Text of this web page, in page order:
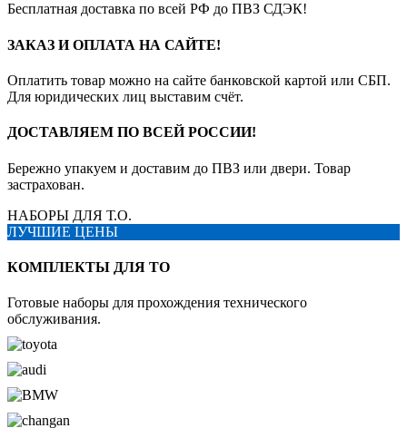
Бесплатная доставка по всей РФ до ПВЗ СДЭК!
ЗАКАЗ И ОПЛАТА НА САЙТЕ!
Оплатить товар можно на сайте банковской картой или СБП.
Для юридических лиц выставим счёт.
ДОСТАВЛЯЕМ ПО ВСЕЙ РОССИИ!
Бережно упакуем и доставим до ПВЗ или двери. Товар
застрахован.
НАБОРЫ ДЛЯ Т.О.
ЛУЧШИЕ ЦЕНЫ
КОМПЛЕКТЫ ДЛЯ ТО
Готовые наборы для прохождения технического
обслуживания.